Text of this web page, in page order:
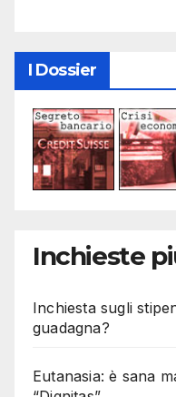
I Dossier
Inchieste
Inchiesta sugli
guadagna?
Eutanasia: è sana